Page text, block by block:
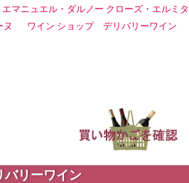
エマニュエル・ダルノー クローズ・エルミタ
ヌ
ワイン ショップデリバリーワイン
リーワイン